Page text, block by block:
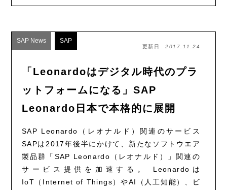
SAP News SAP
更新日2017.11.24
「Leonardoはデジタル時代のプラ
ットフォームになる」SAP
Leonardo日本で本格的に展開
SAP Leonardo（レオナルド）関連のサービス
SAPは2017年後半にかけて、新たなソフトウエア
製品群「SAP Leonardo（レオナルド）」関連の
サービス提供を加速する。 Leonardoは
IoT（Internet of Things）やAI（人工知能）、ビ